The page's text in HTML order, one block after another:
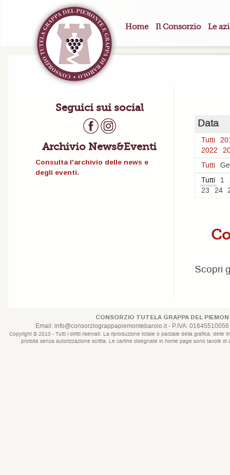
Home Il Consorzio Le
Seguici sui social
Archivio News&Eventi
Consulta l'archivio delle news e
degli eventi.
Data
Tutti
2022
Tutti
Tutti
1
23
24
Scopri
CONSORZIO TUTELA GRAPPA DEL
Email: info@consorziograppapiemontebarolo.it- P.IVA:
Copyright © 2010 - Tutti i diritti riservati. La riproduzione totale o parziale della grafica,
proibita senza autorizzazione scritta. Le cartine disegnate in home page sono tavole